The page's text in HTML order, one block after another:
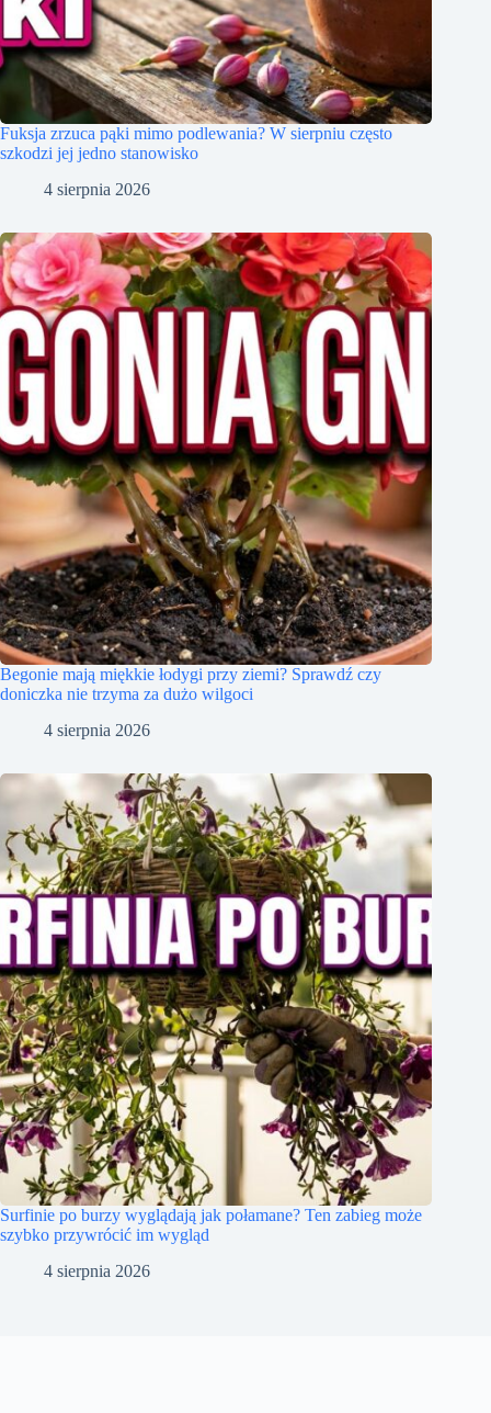
Fuksja zrzuca pąki mimo podlewania? W sierpniu często
szkodzi jej jedno stanowisko
4 sierpnia 2026
Begonie mają miękkie łodygi przy ziemi? Sprawdź czy
doniczka nie trzyma za dużo wilgoci
4 sierpnia 2026
Surfinie po burzy wyglądają jak połamane? Ten zabieg może
szybko przywrócić im wygląd
4 sierpnia 2026